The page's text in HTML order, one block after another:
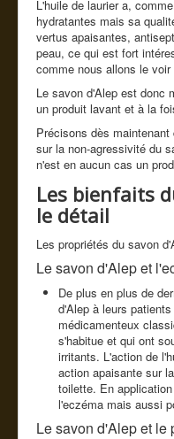
L'huile de laurier a,
hydratantes mais sa
vertus apaisantes,
peau, ce qui est fort
comme nous allons le voir
Le savon d'Alep est donc
un produit lavant et à la
Précisons dès
sur la non-agressivité du
n'est en aucun cas un
Les bienfaits
le détail
Les propriétés du savon
Le savon d'Alep et
De plus en plus de
d'Alep à leurs
médicamenteux
s'habitue et qui ont
irritants. L'action de
action apaisante sur
toilette. En
l'eczéma mais aussi
Le savon d'Alep et le